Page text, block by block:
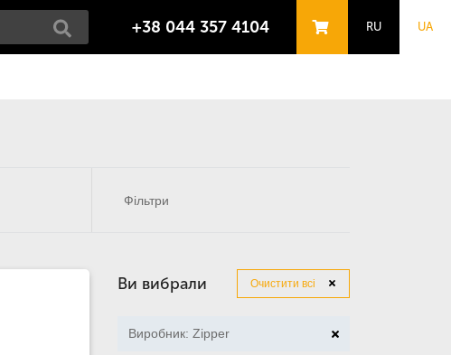
+38 044 357 4104 RU UA
Ви вибрали Очистити всі
Виробник: Zipper
Фільтри